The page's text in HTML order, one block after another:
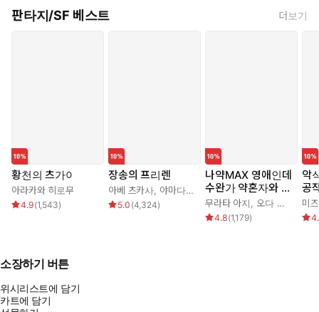
판타지/SF 베스트 더보기
황천의 츠가이
아라카와 히로무
4.9(1,543)
장송의 프리렌
아베 츠카사 야마다 카네히토
5.0 (4,324)
나약MAX 영애인데
수완가 약혼자와 내
기를 하고 말았다
무라타 아지 오다 히로
4.8(1,179)
악
공
가
다
미
소장하기 버튼
위시리스트에 담기
카트에 담기